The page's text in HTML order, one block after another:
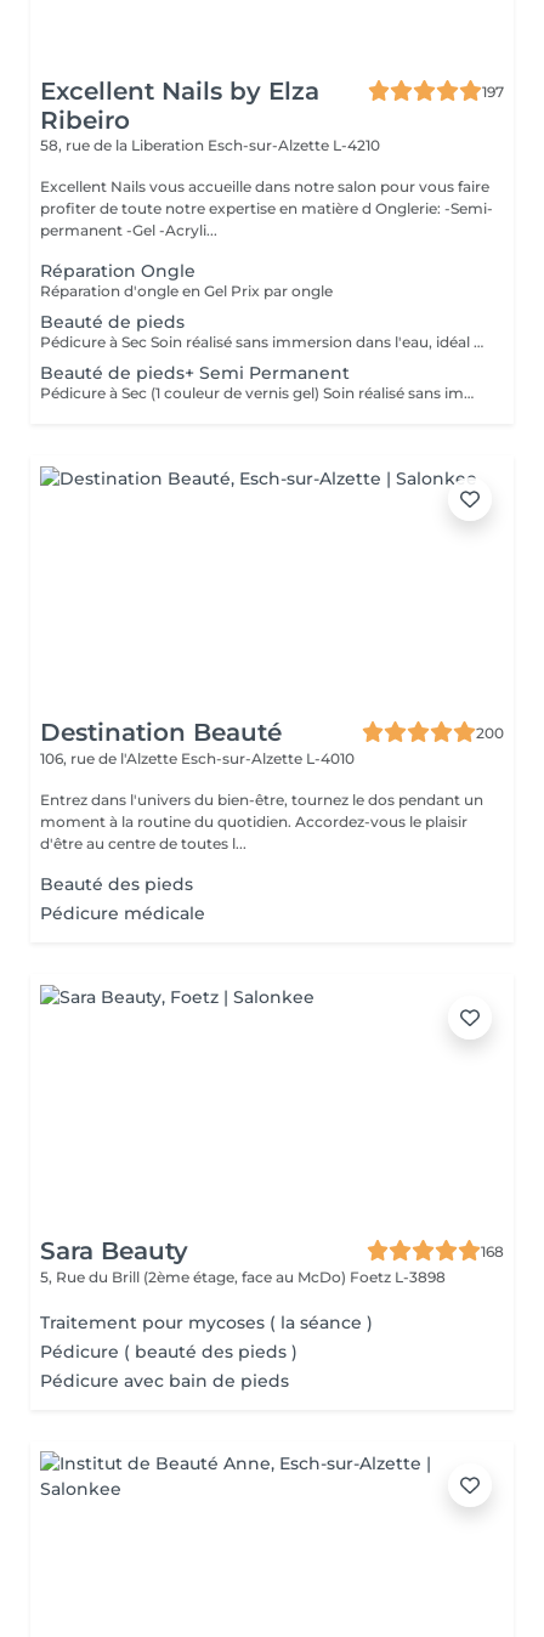
Excellent Nails by Elza
Ribeiro
197
58, rue de la Liberation Esch-sur-Alzette L-4210
Excellent Nails vous accueille dans notre salon pour vous faire
profiter de toute notre expertise en matière d Onglerie: -Semi-
permanent -Gel -Acryli...
Réparation Ongle
Réparation d'ongle en Gel Prix par ongle
Beauté de pieds
Pédicure à Sec Soin réalisé sans immersion dans l'eau, idéal pour une meilleure durabilité et hygiène. Comprend le retrait des peaux mortes, la beauté des cuticules.
Beauté de pieds+ Semi Permanent
Pédicure à Sec (1 couleur de vernis gel) Soin réalisé sans immersion dans l'eau, idéal pour une meilleure durabilité et hygiène. Comprend le retrait des peaux mortes, la beauté des cuticules, une hydratation profonde des pieds et l'application de vernis gel d'une seule couleur. Toutes autres techniques ou décorations seront comptées séparément.
Destination Beauté
200
106, rue de l'Alzette Esch-sur-Alzette L-4010
Entrez dans l'univers du bien-être, tournez le dos pendant un
moment à la routine du quotidien. Accordez-vous le plaisir
d'être au centre de toutes l...
Beauté des pieds
Pédicure médicale
Sara Beauty
168
5, Rue du Brill (2ème étage, face au McDo) Foetz L-3898
Traitement pour mycoses ( la séance )
Pédicure ( beauté des pieds )
Pédicure avec bain de pieds